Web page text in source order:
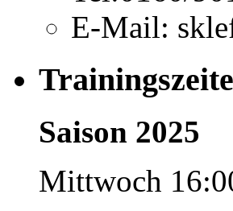
E-Mail:
Saison 2025
Mittwoch